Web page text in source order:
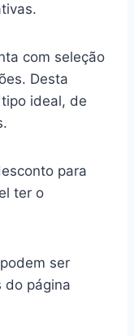
com seleção
Desta
ideal, de
para
ter o
ser
do página